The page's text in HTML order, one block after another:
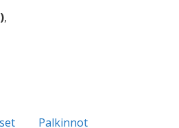
,
Palkinnot